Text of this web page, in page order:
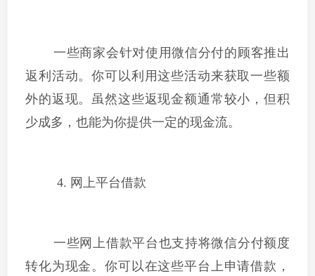
一些商家会针对使用微信分付的顾客推出
返利活动。你可以利用这些活动来获取一些额
外的返现。虽然这些返现金额通常较小，但积
少成多，也能为你提供一定的现金流。
4. 网上平台借款
一些网上借款平台也支持将微信分付额度
转化为现金。你可以在这些平台上申请借款，